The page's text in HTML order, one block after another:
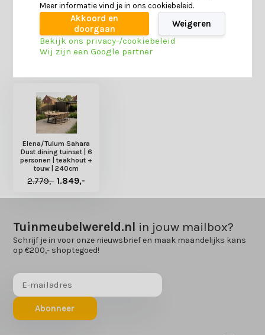
Heb je nog interesse in deze recent bekeken
Elena/Tulum Sahara
Dust dining tuinset | 6
personen | teakhout +
touw | 240cm
2.779,- 1.849,-
Tuinmeubelwereld.nl in jouw mailbox?
Schrijf je in voor onze nieuwsbrief en maak maandelijks kans
op €200,- shoptegoed!
Abonneer
Meer informatie vind je in ons cookiebeleid.
Akkoord en
doorgaan
Weigeren
Bekijk ons privacy-/cookiebeleid
Wij zijn een Google partner